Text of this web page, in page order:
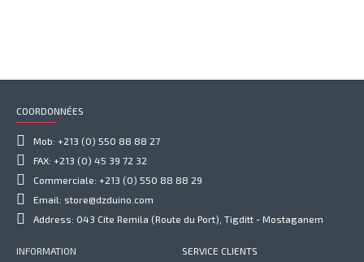
COORDONNÉES
Mob: +213 (0) 550 88 88 27
FAX: +213 (0) 45 39 72 32
Commerciale: +213 (0) 550 88 88 29
Email: store@dzduino.com
Address: 043 Cite Remila (Route du Port), Tigditt - Mostaganem
INFORMATION SERVICE CLIENTS